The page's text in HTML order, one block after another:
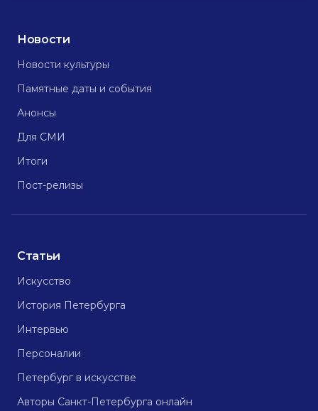
Новости
Новости культуры
Памятные даты и события
Анонсы
Для СМИ
Итоги
Пост-релизы
Статьи
Искусство
История Петербурга
Интервью
Персоналии
Петербург в искусстве
Авторы Санкт-Петербурга онлайн